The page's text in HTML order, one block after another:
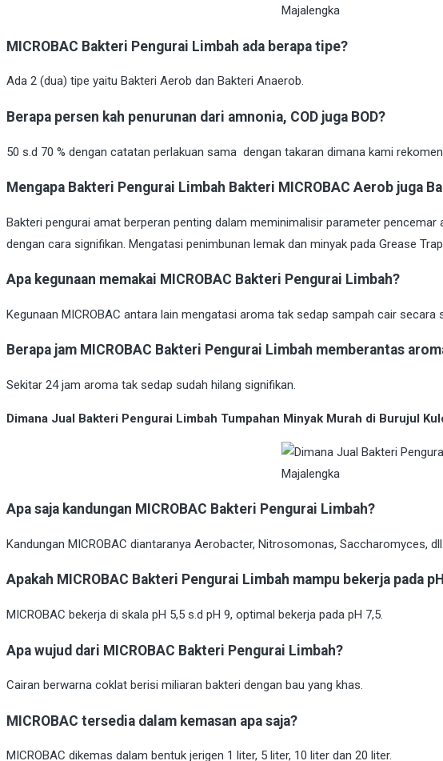
MICROBAC Bakteri Pengurai Limbah ada berapa tipe?
Ada 2 (dua) tipe yaitu Bakteri Aerob dan Bakteri Anaerob.
Berapa persen kah penurunan dari amnonia, COD juga BOD?
50 s.d 70 % dengan catatan perlakuan sama dengan takaran dimana kami
Mengapa Bakteri Pengurai Limbah Bakteri MICROBAC Aerob juga
Bakteri pengurai amat berperan penting dalam meminimalisir parameter
dengan cara signifikan. Mengatasi penimbunan lemak dan minyak pada Grease
Apa kegunaan memakai MICROBAC Bakteri Pengurai Limbah?
Kegunaan MICROBAC antara lain mengatasi aroma tak sedap sampah cair
Berapa jam MICROBAC Bakteri Pengurai Limbah memberantas
Sekitar 24 jam aroma tak sedap sudah hilang signifikan.
Dimana Jual Bakteri Pengurai Limbah Tumpahan Minyak Murah di Burujul
Apa saja kandungan MICROBAC Bakteri Pengurai Limbah?
Kandungan MICROBAC diantaranya Aerobacter, Nitrosomonas, Saccharomyces, dll.
Apakah MICROBAC Bakteri Pengurai Limbah mampu bekerja pada
MICROBAC bekerja di skala pH 5,5 s.d pH 9, optimal bekerja pada pH 7,5.
Apa wujud dari MICROBAC Bakteri Pengurai Limbah?
Cairan berwarna coklat berisi miliaran bakteri dengan bau yang khas.
MICROBAC tersedia dalam kemasan apa saja?
MICROBAC dikemas dalam bentuk jerigen 1 liter, 5 liter, 10 liter dan 20 liter.